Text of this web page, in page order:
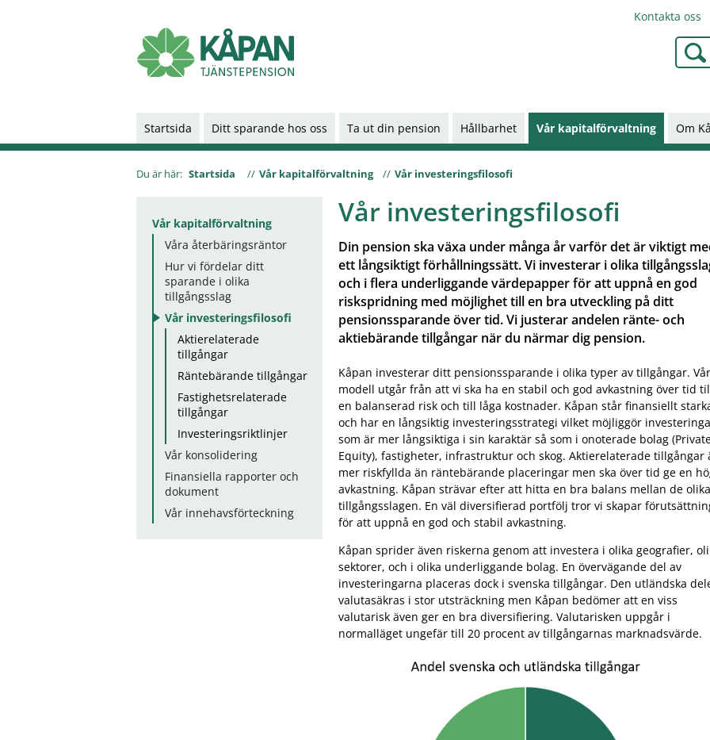
Kontakta oss
Startsida Ditt sparande hos oss Ta ut din pension Hållbarhet Vår kapitalförvaltning Om
Du är här: Startsida Vår kapitalförvaltning Vår investeringsfilosofi
Vår kapitalförvaltning
Våra återbäringsräntor
Hur vi fördelar ditt
sparande i olika
tillgångsslag
Vår investeringsfilosofi
Aktierelaterade
tillgångar
Räntebärande tillgångar
Fastighetsrelaterade
tillgångar
Investeringsriktlinjer
Vår konsolidering
Finansiella rapporter och
dokument
Vår innehavsförteckning
Vår investeringsfilosofi
Din pension ska växa under många år varför det är viktigt
ett långsiktigt förhållningssätt. Vi investerar i olika
och i flera underliggande värdepapper för att uppnå en god
riskspridning med möjlighet till en bra utveckling på ditt
pensionssparande över tid. Vi justerar andelen ränte- och
aktiebärande tillgångar när du närmar dig pension.
Kåpan investerar ditt pensionssparande i olika typer av tillgångar. Vår
modell utgår från att vi ska ha en stabil och god avkastning över tid
en balanserad risk och till låga kostnader. Kåpan står finansiellt
och har en långsiktig investeringsstrategi vilket möjliggör
som är mer långsiktiga i sin karaktär så som i onoterade bolag
Equity), fastigheter, infrastruktur och skog. Aktierelaterade tillgångar
mer riskfyllda än räntebärande placeringar men ska över tid ge en
avkastning. Kåpan strävar efter att hitta en bra balans mellan de olika
tillgångsslagen. En väl diversifierad portfölj tror vi skapar
för att uppnå en god och stabil avkastning.
Kåpan sprider även riskerna genom att investera i olika geografier,
sektorer, och i olika underliggande bolag. En övervägande del av
investeringarna placeras dock i svenska tillgångar. Den utländska
valutasäkras i stor utsträckning men Kåpan bedömer att en viss
valutarisk även ger en bra diversifiering. Valutarisken uppgår i
normalläget ungefär till 20 procent av tillgångarnas marknadsvärde.